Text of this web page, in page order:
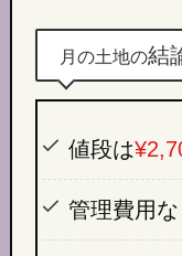
月の土地の結
値段は
管理費用